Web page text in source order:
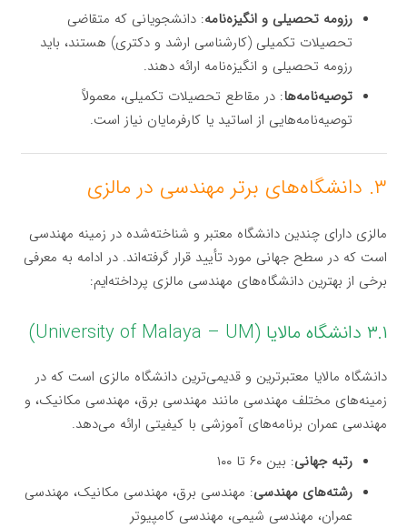
رزومه تحصیلی و انگیزه‌نامه: دانشجویانی که متقاضی
تحصیلات تکمیلی (کارشناسی ارشد و دکتری) هستند، باید
رزومه تحصیلی و انگیزه‌نامه ارائه دهند.
توصیه‌نامه‌ها: در مقاطع تحصیلات تکمیلی، معمولاً
توصیه‌نامه‌هایی از اساتید یا کارفرمایان نیاز است.
۳. دانشگاه‌های برتر مهندسی در مالزی
مالزی دارای چندین دانشگاه معتبر و شناخته‌شده در زمینه مهندسی
است که در سطح جهانی مورد تأیید قرار گرفته‌اند. در ادامه به معرفی
برخی از بهترین دانشگاه‌های مهندسی مالزی پرداخته‌ایم:
۳.۱ دانشگاه مالایا (University of Malaya – UM)
دانشگاه مالایا معتبرترین و قدیمی‌ترین دانشگاه مالزی است که در
زمینه‌های مختلف مهندسی مانند مهندسی برق، مهندسی مکانیک، و
مهندسی عمران برنامه‌های آموزشی با کیفیتی ارائه می‌دهد.
رتبه جهانی: بین ۶۰ تا ۱۰۰
رشته‌های مهندسی: مهندسی برق، مهندسی مکانیک، مهندسی
عمران، مهندسی شیمی، مهندسی کامپیوتر